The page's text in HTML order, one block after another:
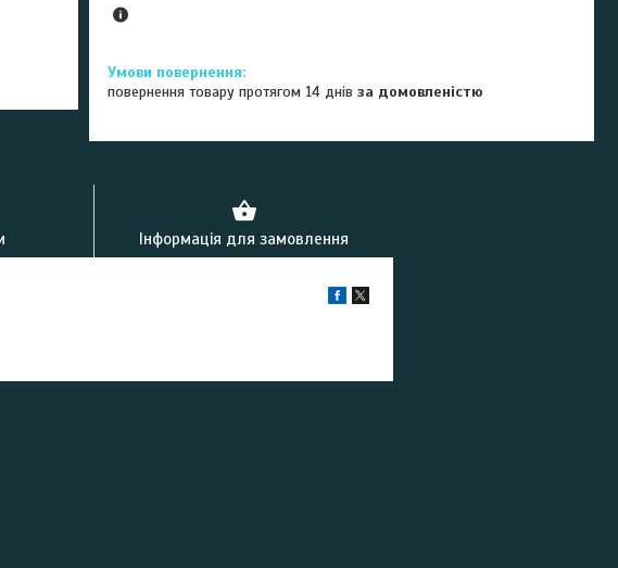
повернення товару протягом 14 днівза домовленістю
Інформація для замовлення